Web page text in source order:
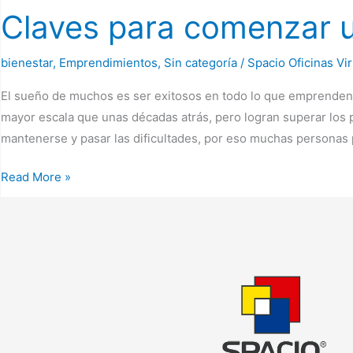
Claves para comenzar
bienestar, Emprendimientos, Sin categoría / Spacio Oficinas
El sueño de muchos es ser exitosos en todo lo que
mayor escala que unas décadas atrás, pero logran superar
mantenerse y pasar las dificultades, por eso muchas
Read More »